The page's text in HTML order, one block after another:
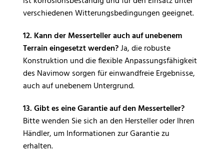
verschiedenen Witterungsbedingungen geeignet.
12. Kann der Messerteller auch auf unebenem
Terrain eingesetzt werden?Ja, die robuste
Konstruktion und die flexible Anpassungsfähigkeit
des Navimow sorgen für einwandfreie Ergebnisse,
auch auf unebenem Untergrund.
13. Gibt es eine Garantie auf den Messerteller?
Bitte wenden Sie sich an den Hersteller oder Ihren
Händler, um Informationen zur Garantie zu
erhalten.